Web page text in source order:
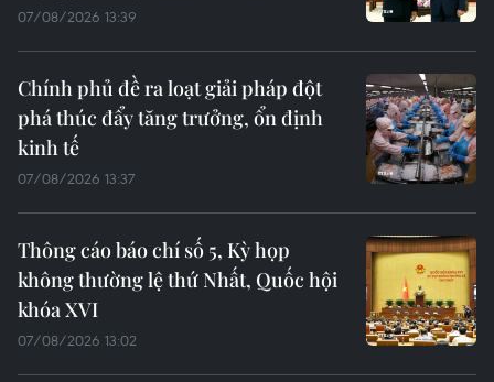
07/08/2026 13:39
Chính phủ đề ra loạt giải pháp đột
phá thúc đẩy tăng trưởng, ổn định
kinh tế
07/08/2026 13:37
Thông cáo báo chí số 5, Kỳ họp
không thường lệ thứ Nhất, Quốc hội
khóa XVI
07/08/2026 13:02